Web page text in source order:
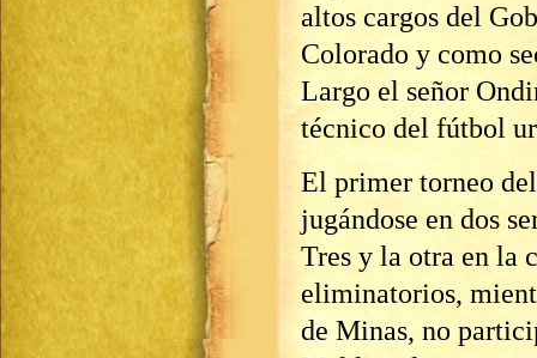
altos cargos del
Colorado y como
Largo el señor
técnico del fútbol
El primer torneo
jugándose en dos
Tres y la otra en la
eliminatorios,
de Minas, no